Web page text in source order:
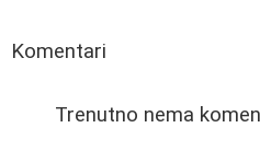
Komentari
Trenutno nema